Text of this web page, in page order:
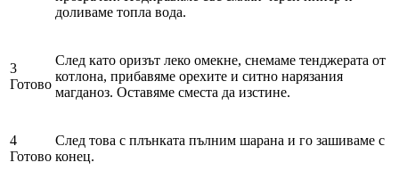
доливаме топла вода.
3
Готово
След като оризът леко омекне, снемаме тенджерата от
котлона, прибавяме орехите и ситно нарязания
магданоз. Оставяме сместа да изстине.
4
Готово
След това с плънката пълним шарана и го зашиваме с
конец.